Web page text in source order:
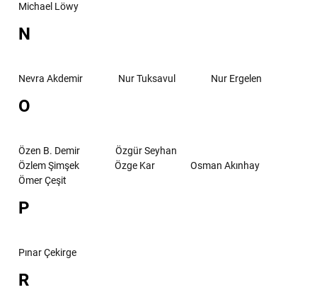
Michael Löwy
N
Nevra Akdemir Nur Tuksavul Nur Ergelen
O
Özen B. Demir
Özgür Seyhan
Özlem Şimşek
Özge Kar
Osman Akınhay
Ömer Çeşit
P
Pınar Çekirge
R